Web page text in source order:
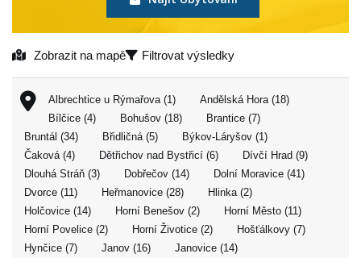
Zobrazit na mapě Filtrovat výsledky
Albrechtice u Rýmařova (1)
Andělská Hora (18)
Bílčice (4)
Bohušov (18)
Brantice (7)
Bruntál (34)
Břidličná (5)
Býkov-Láryšov (1)
Čaková (4)
Dětřichov nad Bystřicí (6)
Dívčí Hrad (9)
Dlouhá Stráň (3)
Dobřečov (14)
Dolní Moravice (41)
Dvorce (11)
Heřmanovice (28)
Hlinka (2)
Holčovice (14)
Horní Benešov (2)
Horní Město (11)
Horní Povelice (2)
Horní Životice (2)
Hošťálkovy (7)
Hynčice (7)
Janov (16)
Janovice (14)